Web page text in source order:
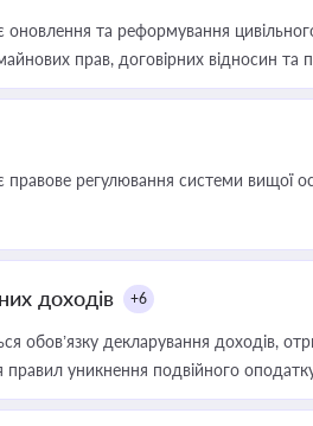
та реформування
прав, договірних відносин та
регулювання системи вищої
доходів +6
обов’язку декларування доходів,
правил уникнення подвійного